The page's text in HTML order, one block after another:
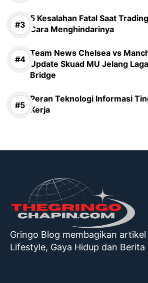
5 Kesalahan Fatal Saat
Cara Menghindarinya
Team News Chelsea vs
Update Skuad MU Jelang
Bridge
Peran Teknologi Informasi
Kerja
Gringo Blog membagikan
Lifestyle, Gaya Hidup dan Berita